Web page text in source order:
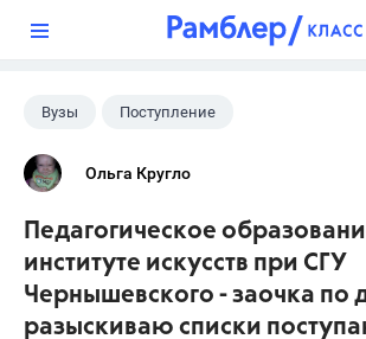
Вузы Поступление
Ольга Кругло
Педагогическое
институте искусств при СГУ
Чернышевского - заочка по
разыскиваю списки